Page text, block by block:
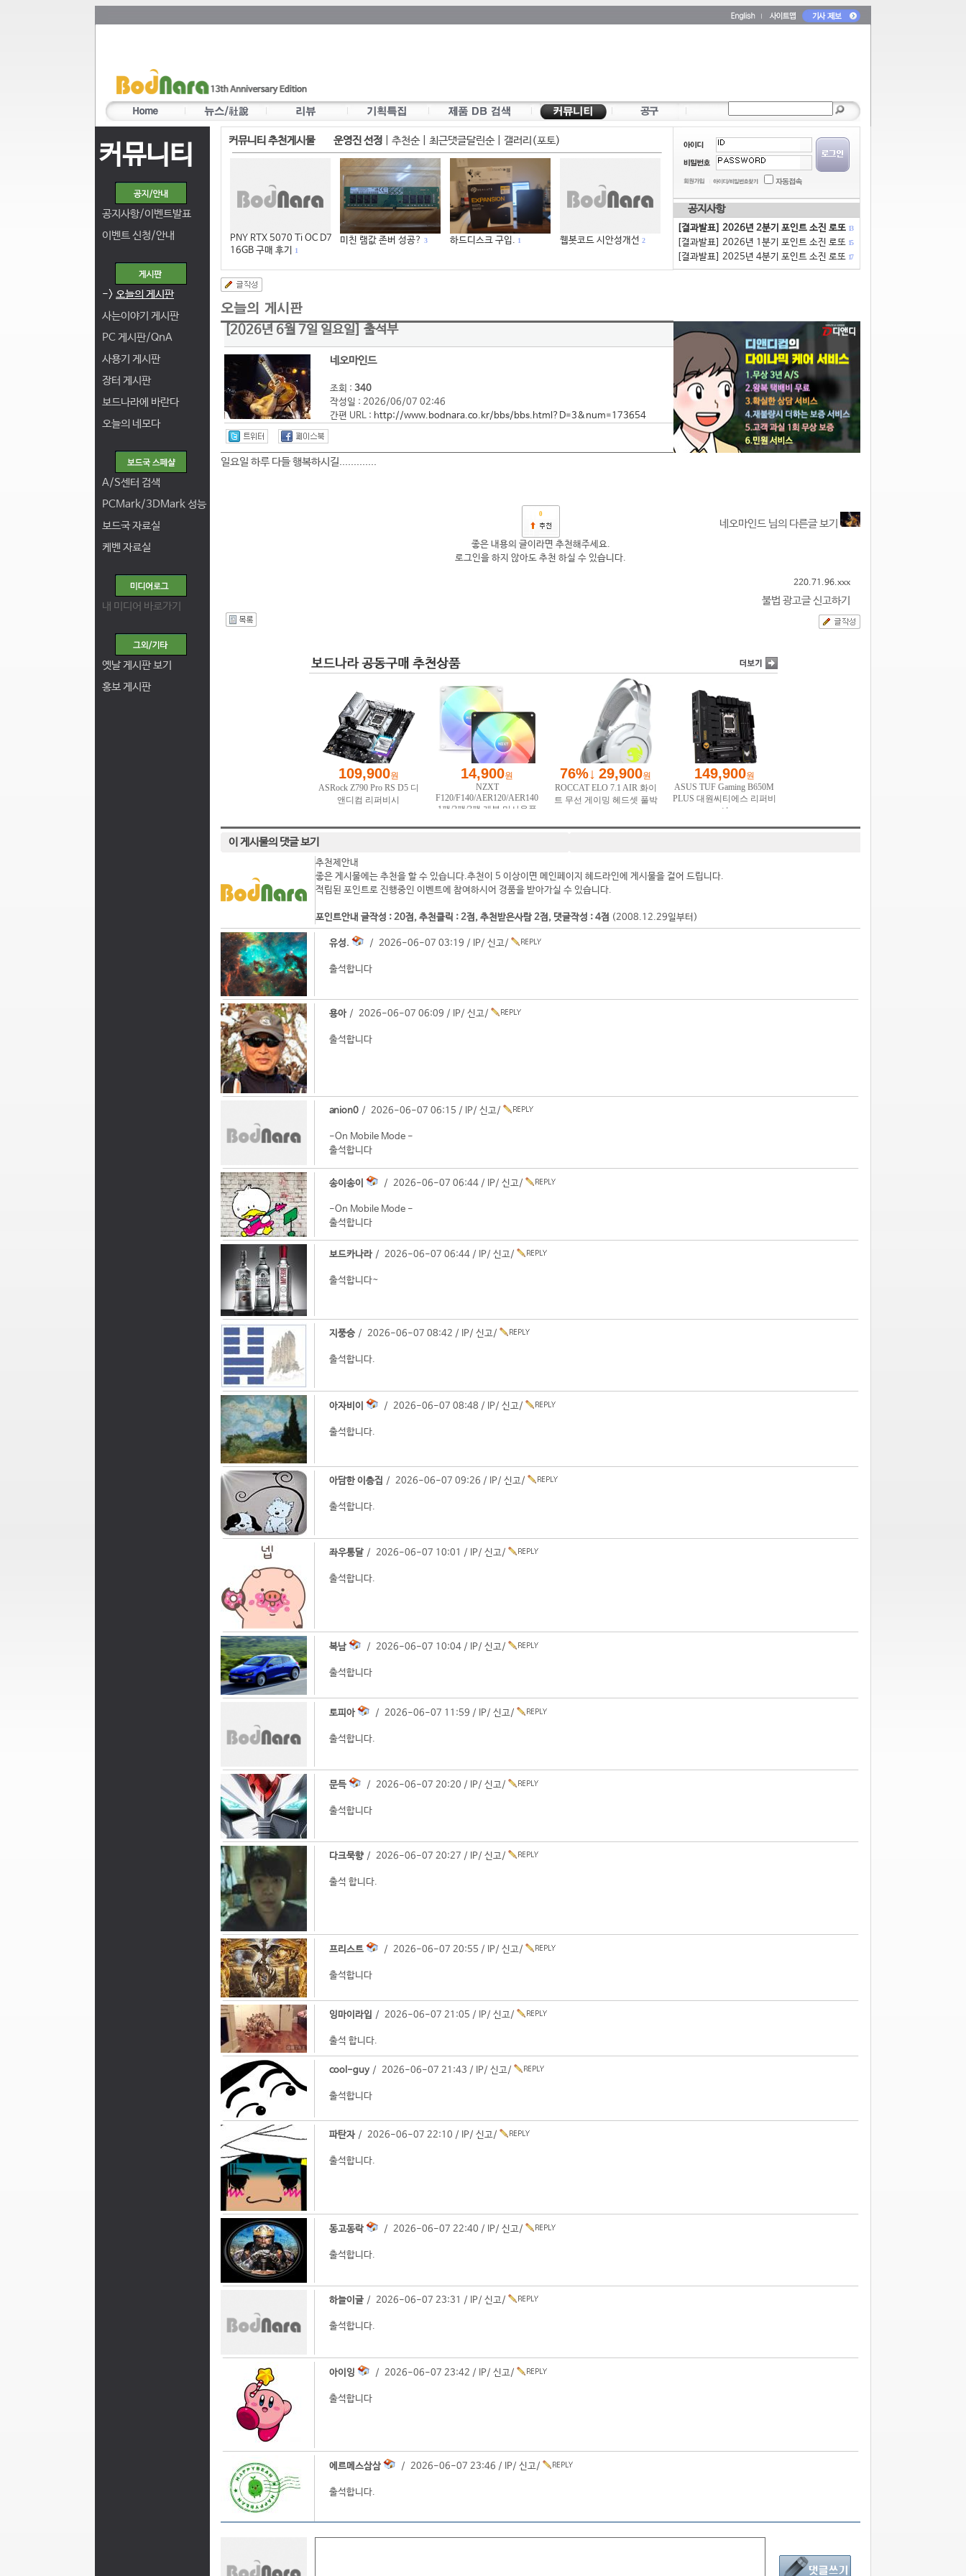
커뮤니티
공지사항/이벤트발표
이벤트 신청/안내
-> 오늘의 게시판
사는이야기 게시판
PC 게시판/QnA
사용기 게시판
장터 게시판
보드나라에 바란다
오늘의 네모다
A/S센터 검색
PCMark/3DMark 성능
보드국 자료실
케벤 자료실
내 미디어 바로가기
옛날 게시판 보기
홍보 게시판
커뮤니티 추천게시물 운영진 선정 추천순| 최근댓글달린순| 갤러리(포토)
PNY RTX 5070 Ti OC D7
16GB 구매 후기
1
미친 램값 존버 성공? 3 하드디스크 구입. 1 웹봇코드 시안성개선 2
공지사항
[결과발표] 2026년 2분기 포인트 소진 로또 13
[결과발표] 2026년 1분기 포인트 소진 로또 15
[결과발표] 2025년 4분기 포인트 소진 로또 17
[2026년 6월 7일 일요일] 출석부
네오마인드
조회 : 340
작성일 : 2026/06/07 02:46
간편 URL : http://www.bodnara.co.kr/bbs/bbs.html?D=3&num=173654
일요일 하루 다들 행복하시길.............
0
네오마인드 님의 다른글 보기
좋은 내용의 글이라면 추천해주세요.
로그인을 하지 않아도 추천 하실 수 있습니다.
220.71.96.xxx
불법 광고글 신고하기
이 게시물의 댓글 보기
추천제안내
좋은 게시물에는 추천을 할 수 있습니다.추천이 5 이상이면 메인페이지 헤드라인에 게시물을 걸어 드립니다.
적립된 포인트로 진행중인 이벤트에 참여하시어 경품을 받아가실 수 있습니다.
포인트안내 글작성 : 20점, 추천클릭 : 2점, 추천받은사람 2점, 댓글작성 : 4점 (2008.12.29일부터)
유성. / 2026-06-07 03:19 / IP/ 신고/
출석합니다
용아 / 2026-06-07 06:09 / IP/ 신고/
출석합니다
anion0 / 2026-06-07 06:15 / IP/ 신고/
-On Mobile Mode -
출석합니다
송이송이 / 2026-06-07 06:44 / IP/ 신고/
-On Mobile Mode -
출석합니다
보드카나라 / 2026-06-07 06:44 / IP/ 신고/
출석합니다~
지풍승 / 2026-06-07 08:42 / IP/ 신고/
출석합니다.
아자비이 / 2026-06-07 08:48 / IP/ 신고/
출석합니다.
아담한 이층집 / 2026-06-07 09:26 / IP/ 신고/
출석합니다.
좌우통달 / 2026-06-07 10:01 / IP/ 신고/
출석합니다.
복남 / 2026-06-07 10:04 / IP/ 신고/
출석합니다
토피아 / 2026-06-07 11:59 / IP/ 신고/
출석합니다.
문득 / 2026-06-07 20:20 / IP/ 신고/
출석합니다
다크묵향 / 2026-06-07 20:27 / IP/ 신고/
출석 합니다.
프리스트 / 2026-06-07 20:55 / IP/ 신고/
출석합니다
잉마이라입 / 2026-06-07 21:05 / IP/ 신고/
출석 합니다.
cool-guy/ 2026-06-07 21:43 / IP/ 신고/
출석합니다
파탄자 / 2026-06-07 22:10 / IP/ 신고/
출석합니다.
동고동락 / 2026-06-07 22:40 / IP/ 신고/
출석합니다.
하늘이글 / 2026-06-07 23:31 / IP/ 신고/
출석합니다.
아이잉 / 2026-06-07 23:42 / IP/ 신고/
출석합니다
에르메스삼삼 / 2026-06-07 23:46 / IP/ 신고/
출석합니다.